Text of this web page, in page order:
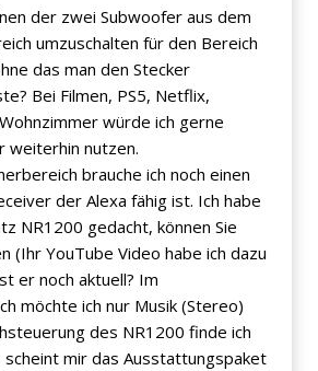
der zwei Subwoofer aus dem
umzuschalten für den Bereich
das man den Stecker
Bei Filmen, PS5, Netflix,
würde ich gerne
weiterhin nutzen.
brauche ich noch einen
der Alexa fähig ist. Ich habe
NR1200 gedacht, können Sie
(Ihr YouTube Video habe ich dazu
er noch aktuell? Im
möchte ich nur Musik (Stereo)
des NR1200 finde ich
scheint mir das Ausstattungspaket